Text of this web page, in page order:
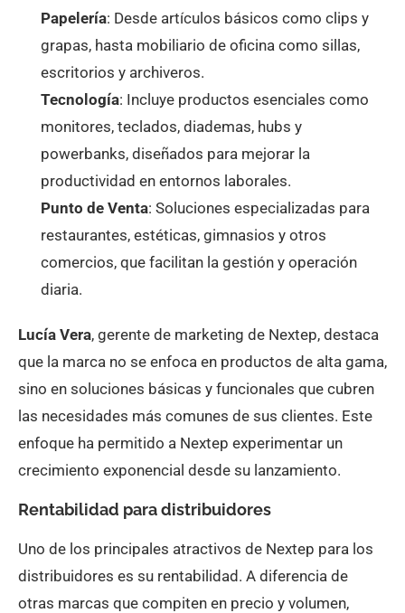
Papelería: Desde artículos básicos como clips y
grapas, hasta mobiliario de oficina como sillas,
escritorios y archiveros.
Tecnología: Incluye productos esenciales como
monitores, teclados, diademas, hubs y
powerbanks, diseñados para mejorar la
productividad en entornos laborales.
Punto de Venta: Soluciones especializadas para
restaurantes, estéticas, gimnasios y otros
comercios, que facilitan la gestión y operación
diaria.
Lucía Vera, gerente de marketing de Nextep, destaca
que la marca no se enfoca en productos de alta gama,
sino en soluciones básicas y funcionales que cubren
las necesidades más comunes de sus clientes. Este
enfoque ha permitido a Nextep experimentar un
crecimiento exponencial desde su lanzamiento.
Rentabilidad para distribuidores
Uno de los principales atractivos de Nextep para los
distribuidores es su rentabilidad. A diferencia de
otras marcas que compiten en precio y volumen,